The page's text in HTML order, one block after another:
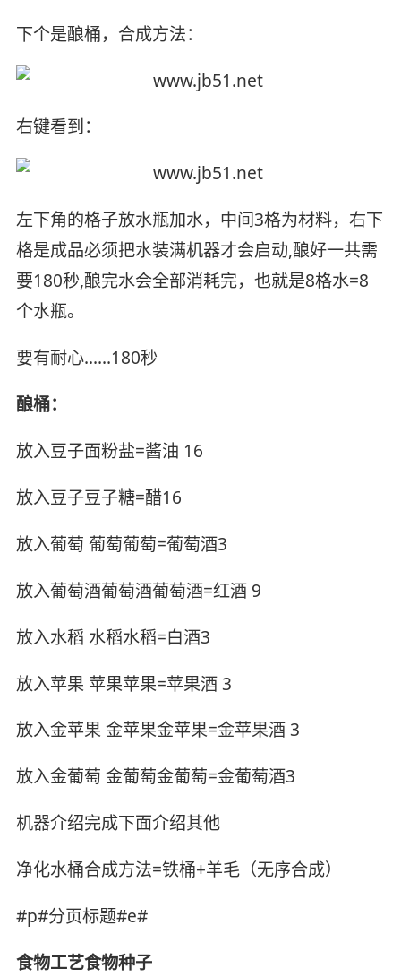
下个是酿桶，合成方法：
右键看到：
左下角的格子放水瓶加水，中间3格为材料，右下
格是成品必须把水装满机器才会启动,酿好一共需
要180秒,酿完水会全部消耗完，也就是8格水=8
个水瓶。
要有耐心……180秒
酿桶：
放入豆子面粉盐=酱油 16
放入豆子豆子糖=醋16
放入葡萄 葡萄葡萄=葡萄酒3
放入葡萄酒葡萄酒葡萄酒=红酒 9
放入水稻 水稻水稻=白酒3
放入苹果 苹果苹果=苹果酒 3
放入金苹果 金苹果金苹果=金苹果酒 3
放入金葡萄 金葡萄金葡萄=金葡萄酒3
机器介绍完成下面介绍其他
净化水桶合成方法=铁桶+羊毛（无序合成）
#p#分页标题#e#
食物工艺食物种子